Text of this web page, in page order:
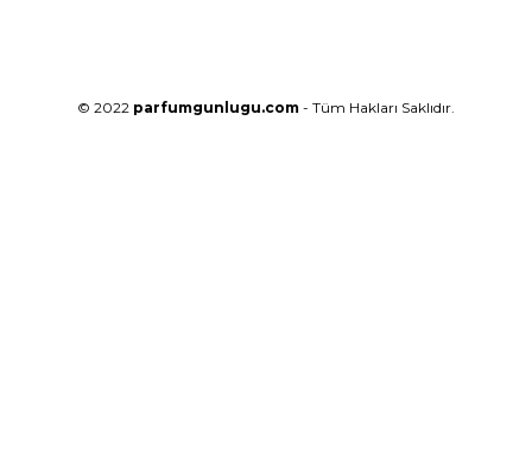
© 2022 parfumgunlugu.com - Tüm Hakları Saklıdır.